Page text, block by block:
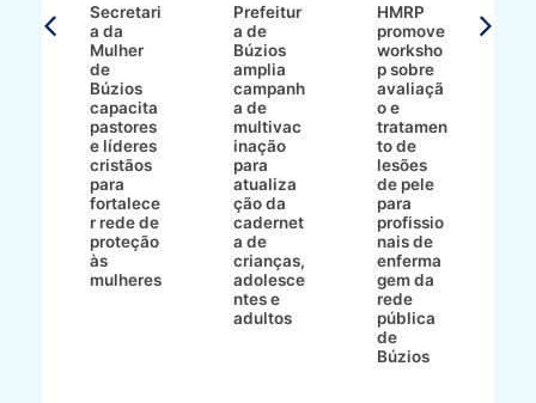
Secretari
a da
Mulher
de
Búzios
capacita
pastores
e líderes
cristãos
para
fortalece
r rede de
proteção
às
mulheres
Prefeitur
a de
Búzios
amplia
campanh
a de
multivac
inação
para
atualiza
ção da
cadernet
a de
crianças,
adolesce
ntes e
adultos
HMRP
promove
worksho
p sobre
avaliaçã
o e
tratamen
to de
lesões
de pele
para
profissio
nais de
enferma
gem da
rede
pública
de
Búzios